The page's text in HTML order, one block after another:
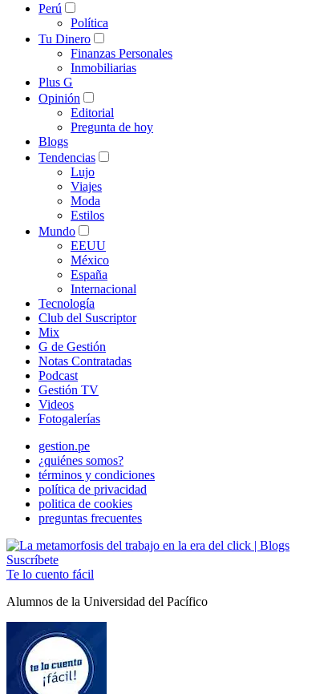
Perú
Política
Tu Dinero
Finanzas Personales
Inmobiliarias
Plus G
Opinión
Editorial
Pregunta de hoy
Blogs
Tendencias
Lujo
Viajes
Moda
Estilos
Mundo
EEUU
México
España
Internacional
Tecnología
Club del Suscriptor
Mix
G de Gestión
Notas Contratadas
Podcast
Gestión TV
Videos
Fotogalerías
gestion.pe
¿quiénes somos?
términos y condiciones
política de privacidad
politica de cookies
preguntas frecuentes
Suscríbete
Te lo cuento fácil
Alumnos de la Universidad del Pacífico